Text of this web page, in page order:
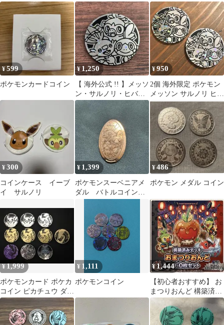
ャマ ヒコザル ナエトルみ
¥599
ポケモンカードコイン
¥1,250
【 海外公式 !! 】メッソ
ン・サルノリ・ヒバニ
ー ポケモン コイン
¥950
2個 海外限定 ポケモン
メッソン サルノリ ヒバ
ニー コイン
¥300
コインケース イーブ
イ サルノリ
¥ 1,399
ポケモンスーベニアメ
ダル バトルコイン御
ソン サルノリ 1枚
¥486
ポケモン メダル コイン
¥1,999
ポケモンカード ポケカ
コイン ピカチュウ ダー
クライ など 10枚
¥ 1,111
ポケモンコイン
¥1,444
【初心者おすすめ】 お
まつりおんど 構築済み
デッキ 【コイン、ダメ
カン付き!】